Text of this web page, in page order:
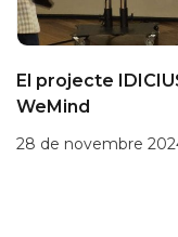
El projecte
WeMind
28 de novembre